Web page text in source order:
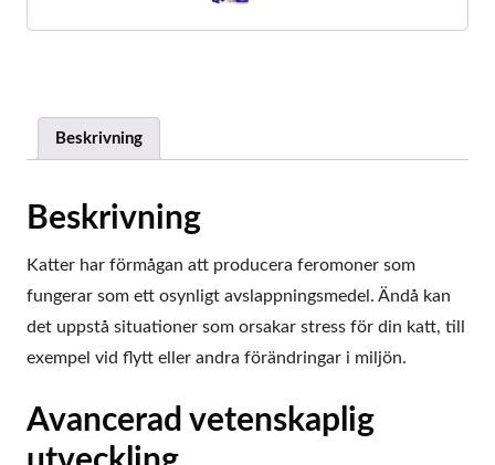
Beskrivning
Beskrivning
Katter har förmågan att producera feromoner som
fungerar som ett osynligt avslappningsmedel. Ändå kan
det uppstå situationer som orsakar stress för din katt, till
exempel vid flytt eller andra förändringar i miljön.
Avancerad vetenskaplig